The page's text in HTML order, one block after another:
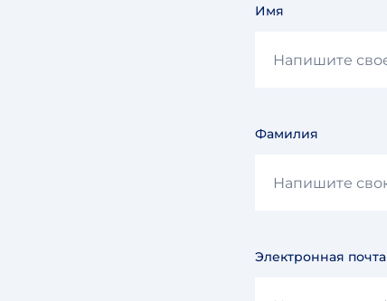
Имя
Фамилия
Электронная почта